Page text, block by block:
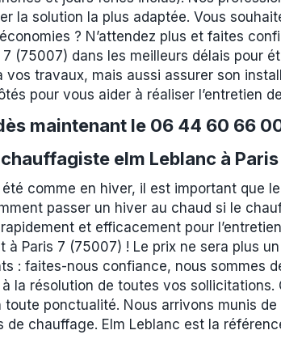
la solution la plus adaptée. Vous
? N’attendez plus et faites
(75007) dans les meilleurs délais pour
vos travaux, mais aussi assurer son
pour vous aider à réaliser l’entretien
maintenant le 06 44 60 66
elm Leblanc à
été comme en hiver, il est important que
passer un hiver au chaud si le
et efficacement pour
à Paris 7 (75007) ! Le prix ne sera plus
: faites-nous confiance, nous sommes
la résolution de toutes vos
toute ponctualité. Nous arrivons munis
de chauffage. Elm Leblanc est la